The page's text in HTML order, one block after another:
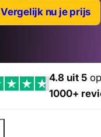
Vergelijk nu je prijs
4.8 uit 5
1000+